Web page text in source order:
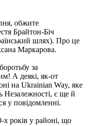
обжите
Брайтон-Біч
шлях). Про це
Маркарова.
за
А деякі, як-от
на Ukrainian Way, яке
Незалежності, є ще й
у повідомленні.
х років у районі, що